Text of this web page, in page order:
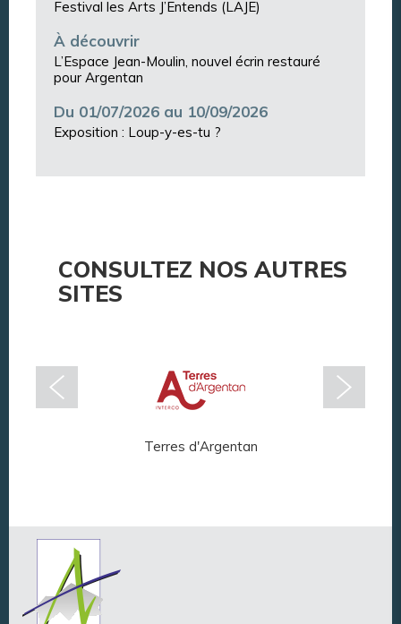
Festival les Arts J’Entends (LAJE)
À découvrir
L’Espace Jean-Moulin, nouvel écrin restauré
pour Argentan
Du 01/07/2026 au 10/09/2026
Exposition : Loup-y-es-tu ?
CONSULTEZ NOS AUTRES
SITES
Terres d'Argentan